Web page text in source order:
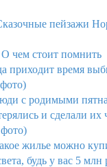
пейзажи
О чем стоит помнить
приходит время
с родимыми
и сделали их
жилье можно
будь у вас 5 млн